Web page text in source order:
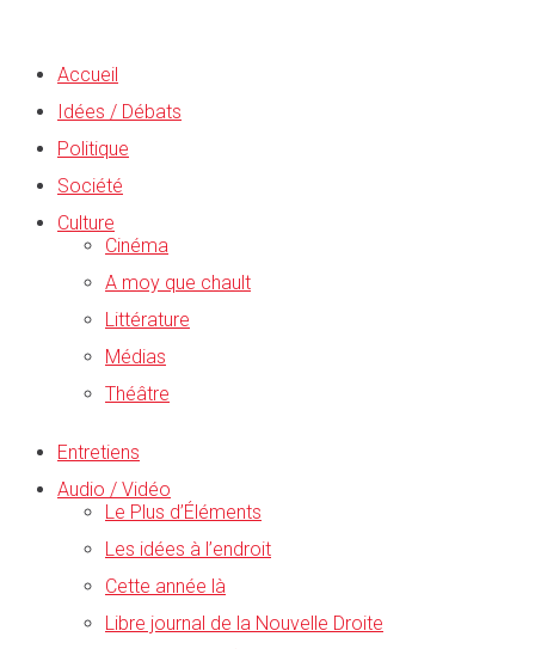
Accueil
Idées / Débats
Politique
Société
Culture
Cinéma
A moy que chault
Littérature
Médias
Théâtre
Entretiens
Audio / Vidéo
Le Plus d’Éléments
Les idées à l’endroit
Cette année là
Libre journal de la Nouvelle Droite